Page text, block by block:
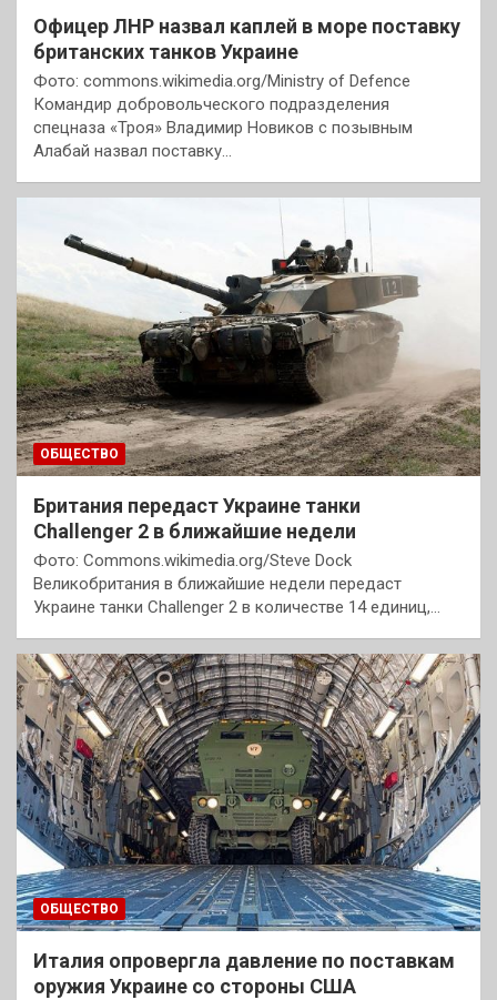
Офицер ЛНР назвал каплей в море поставку
британских танков Украине
Фото: commons.wikimedia.org/Ministry of Defence
Командир добровольческого подразделения
спецназа «Троя» Владимир Новиков с позывным
Алабай назвал поставку…
ОБЩЕСТВО
Британия передаст Украине танки
Challenger 2 в ближайшие недели
Фото: Commons.wikimedia.org/Steve Dock
Великобритания в ближайшие недели передаст
Украине танки Challenger 2 в количестве 14 единиц,…
ОБЩЕСТВО
Италия опровергла давление по поставкам
оружия Украине со стороны США